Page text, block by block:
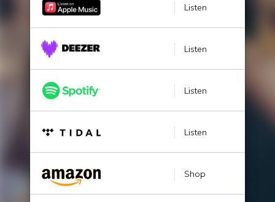
Listen
Listen
Listen
Listen
Shop